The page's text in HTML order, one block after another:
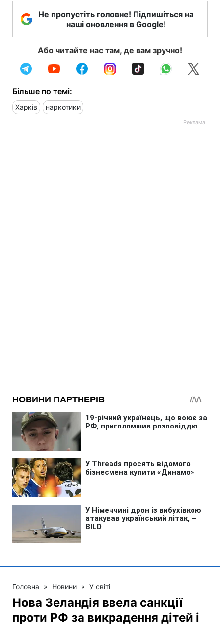
Не пропустіть головне! Підпишіться на
наші оновлення в Google!
Або читайте нас там, де вам зручно!
Більше по темі:
Харків наркотики
Головна » Новини » У світі
Нова Зеландія ввела санкції
проти РФ за викрадення дітей і